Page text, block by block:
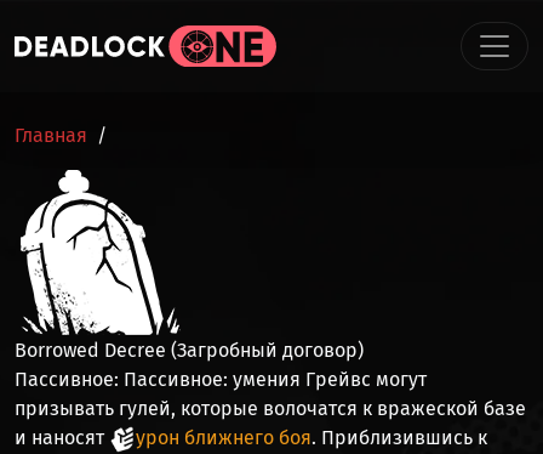
СТРОКА НАВИГАЦИИ
Главная
Borrowed Decree (Загробный договор)
Пассивное: Пассивное: умения Грейвс могут
призывать гулей, которые волочатся к вражеской базе
и наносят
урон ближнего боя. Приблизившись к